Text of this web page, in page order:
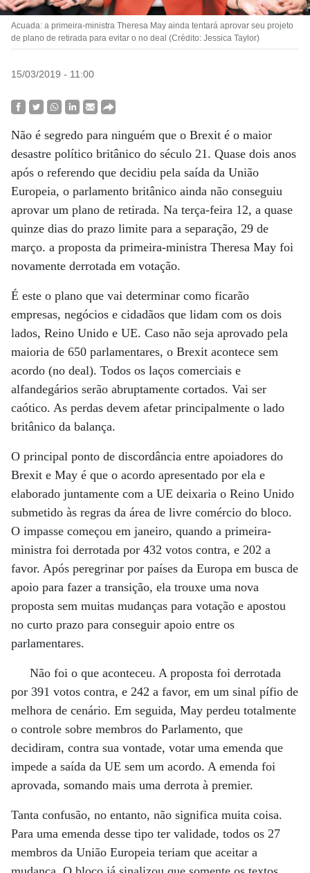
Acuada: a primeira-ministra Theresa May ainda tentará aprovar seu projeto
de plano de retirada para evitar o no deal (Crédito: Jessica Taylor)
15/03/2019 - 11:00
Não é segredo para ninguém que o Brexit é o maior
desastre político britânico do século 21. Quase dois anos
após o referendo que decidiu pela saída da União
Europeia, o parlamento britânico ainda não conseguiu
aprovar um plano de retirada. Na terça-feira 12, a quase
quinze dias do prazo limite para a separação, 29 de
março. a proposta da primeira-ministra Theresa May foi
novamente derrotada em votação.
É este o plano que vai determinar como ficarão
empresas, negócios e cidadãos que lidam com os dois
lados, Reino Unido e UE. Caso não seja aprovado pela
maioria de 650 parlamentares, o Brexit acontece sem
acordo (no deal). Todos os laços comerciais e
alfandegários serão abruptamente cortados. Vai ser
caótico. As perdas devem afetar principalmente o lado
britânico da balança.
O principal ponto de discordância entre apoiadores do
Brexit e May é que o acordo apresentado por ela e
elaborado juntamente com a UE deixaria o Reino Unido
submetido às regras da área de livre comércio do bloco.
O impasse começou em janeiro, quando a primeira-
ministra foi derrotada por 432 votos contra, e 202 a
favor. Após peregrinar por países da Europa em busca de
apoio para fazer a transição, ela trouxe uma nova
proposta sem muitas mudanças para votação e apostou
no curto prazo para conseguir apoio entre os
parlamentares.
Não foi o que aconteceu. A proposta foi derrotada
por 391 votos contra, e 242 a favor, em um sinal pífio de
melhora de cenário. Em seguida, May perdeu totalmente
o controle sobre membros do Parlamento, que
decidiram, contra sua vontade, votar uma emenda que
impede a saída da UE sem um acordo. A emenda foi
aprovada, somando mais uma derrota à premier.
Tanta confusão, no entanto, não significa muita coisa.
Para uma emenda desse tipo ter validade, todos os 27
membros da União Europeia teriam que aceitar a